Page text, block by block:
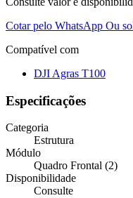
Cotar pelo WhatsApp Ou
Compatível com
DJI Agras T100
Especificações
Categoria
Estrutura
Módulo
Quadro Frontal (2)
Disponibilidade
Consulte